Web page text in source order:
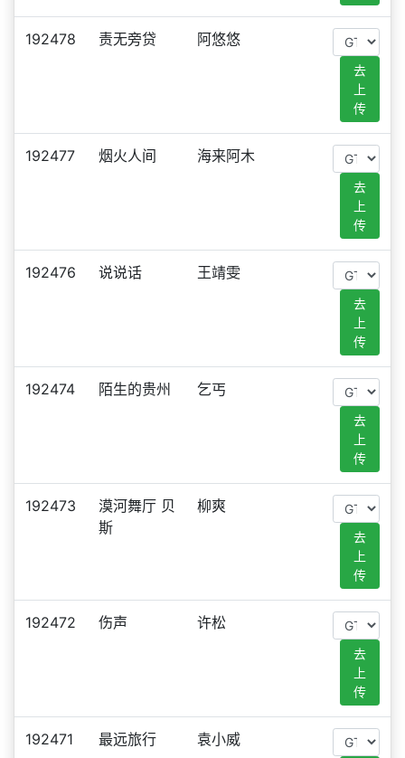
192478 责无旁贷 阿悠悠
去
上
传
192477 烟火人间 海来阿木
去
上
传
192476 说说话 王靖雯
去
上
传
192474 陌生的贵州 乞丐
去
上
传
192473
漠河舞厅 贝
斯
柳爽
去
上
传
192472 伤声 许松
去
上
传
192471 最远旅行 袁小威